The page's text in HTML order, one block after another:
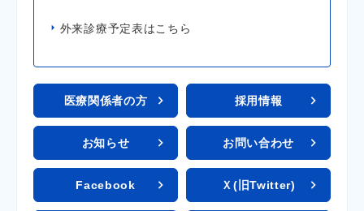
外来診療予定表はこちら
医療関係者の方 採用情報
お知らせ お問い合わせ
Facebook Ｘ(旧Twitter)